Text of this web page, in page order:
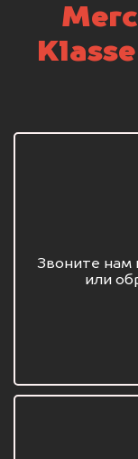
Звоните нам
или